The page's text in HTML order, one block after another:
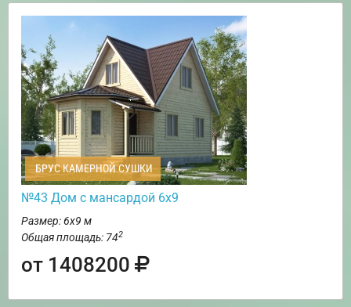
БРУС КАМЕРНОЙ СУШКИ
№43 Дом с мансардой 6х9
Размер: 6х9 м
Общая площадь: 742
от 1408200